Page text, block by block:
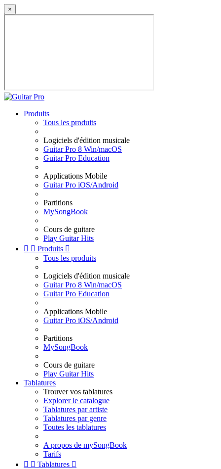
×
Produits
Tous les produits
Logiciels d'édition musicale
Guitar Pro 8 Win/macOS
Guitar Pro Education
Applications Mobile
Guitar Pro iOS/Android
Partitions
MySongBook
Cours de guitare
Play Guitar Hits
  Produits 
Tous les produits
Logiciels d'édition musicale
Guitar Pro 8 Win/macOS
Guitar Pro Education
Applications Mobile
Guitar Pro iOS/Android
Partitions
MySongBook
Cours de guitare
Play Guitar Hits
Tablatures
Trouver vos tablatures
Explorer le catalogue
Tablatures par artiste
Tablatures par genre
Toutes les tablatures
A propos de mySongBook
Tarifs
  Tablatures 